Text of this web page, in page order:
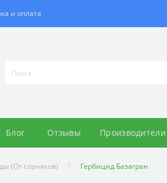
и оплата
Блог Отзывы Производители
(От сорняков) Гербицид Базагран